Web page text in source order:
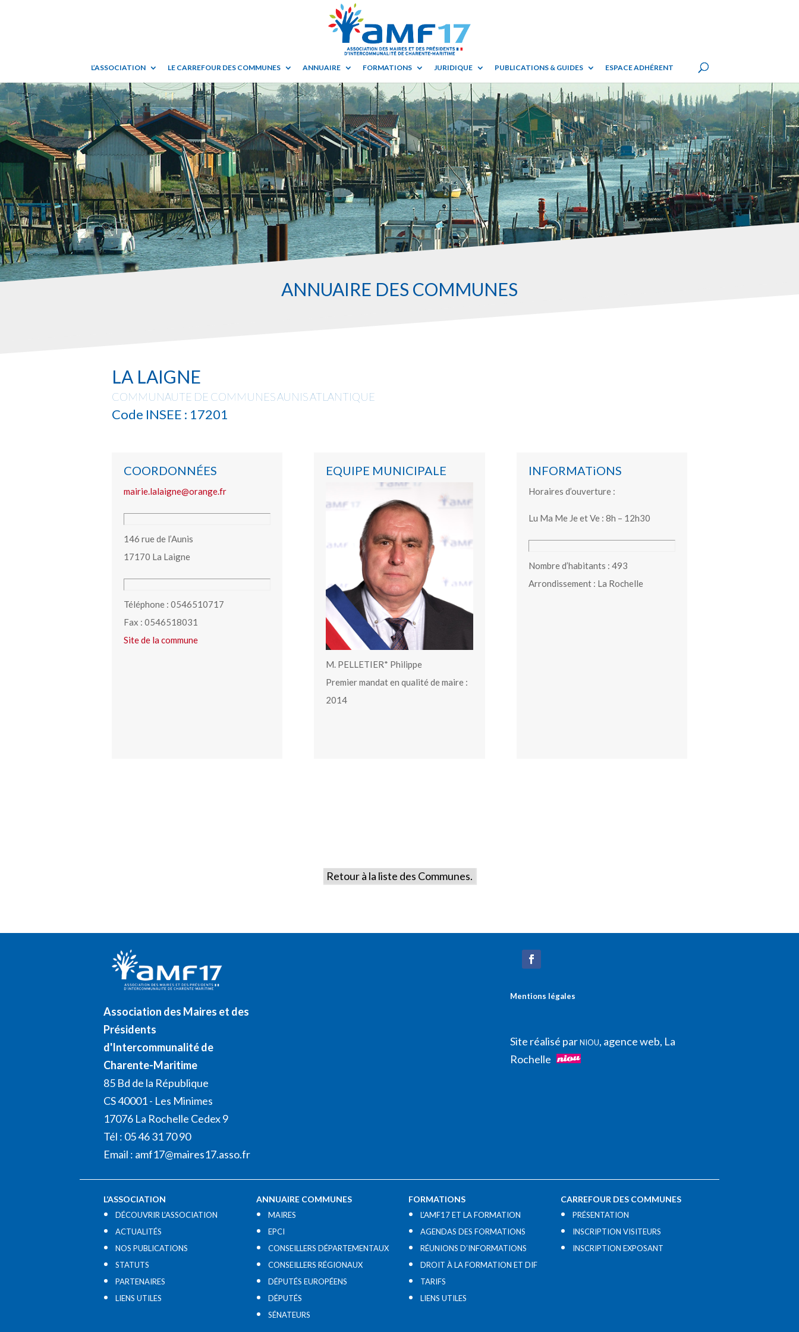
L’ASSOCIATION LE CARREFOUR DES COMMUNES ANNUAIRE FORMATIONS JURIDIQUE PUBLICATIONS & GUIDES ESPACE ADHÉRENT
ANNUAIRE DES COMMUNES
LA LAIGNE
COMMUNAUTE DE COMMUNES AUNIS ATLANTIQUE
Code INSEE : 17201
COORDONNÉES
mairie.lalaigne@orange.fr
146 rue de l’Aunis
17170 La Laigne
Téléphone : 0546510717
Fax : 0546518031
Site de la commune
EQUIPE MUNICIPALE
M. PELLETIER* Philippe
Premier mandat en qualité de maire :
2014
INFORMATiONS
Horaires d’ouverture :
Lu Ma Me Je et Ve : 8h – 12h30
Nombre d’habitants : 493
Arrondissement : La Rochelle
Retour à la liste des Communes.
Association des Maires et des
Présidents
d'Intercommunalité de
Charente-Maritime
85 Bd de la République
CS 40001 - Les Minimes
17076 La Rochelle Cedex 9
Tél : 05 46 31 70 90
Email : amf17@maires17.asso.fr
Mentions légales
Site réalisé parNIOU, agence web, La
Rochelle
L’ASSOCIATION
DÉCOUVRIR L’ASSOCIATION
ACTUALITÉS
NOS PUBLICATIONS
STATUTS
PARTENAIRES
LIENS UTILES​
ANNUAIRE COMMUNES
MAIRES
EPCI
CONSEILLERS DÉPARTEMENTAUX
CONSEILLERS RÉGIONAUX
DÉPUTÉS EUROPÉENS
DÉPUTÉS
SÉNATEURS
FORMATIONS
L’AMF17 ET LA FORMATION
AGENDAS DES FORMATIONS
RÉUNIONS D’INFORMATIONS
DROIT À LA FORMATION ET DIF
TARIFS
LIENS UTILES​
CARREFOUR DES COMMUNES
PRÉSENTATION
INSCRIPTION VISITEURS
INSCRIPTION EXPOSANT